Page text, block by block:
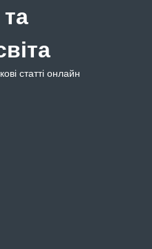
статті онлайн